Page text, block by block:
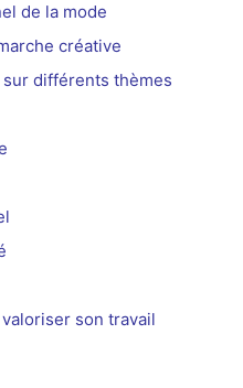
de la mode
créative
différents thèmes
son travail